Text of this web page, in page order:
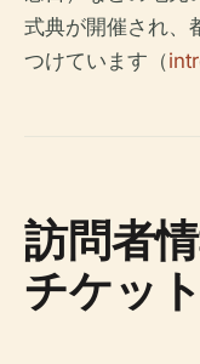
式典が開催され、
つけています（
訪問者
チケッ